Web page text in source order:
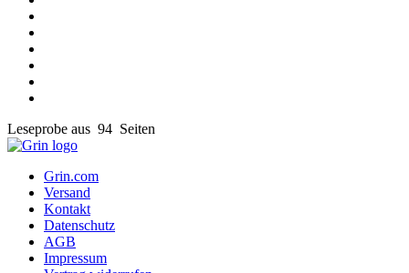
Leseprobe aus 94 Seiten
Grin.com
Versand
Kontakt
Datenschutz
AGB
Impressum